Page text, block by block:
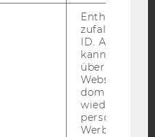
UND STUDIERENDE
Enthält eine
ID. Anhand
kann Google
über
Websites
Werbung